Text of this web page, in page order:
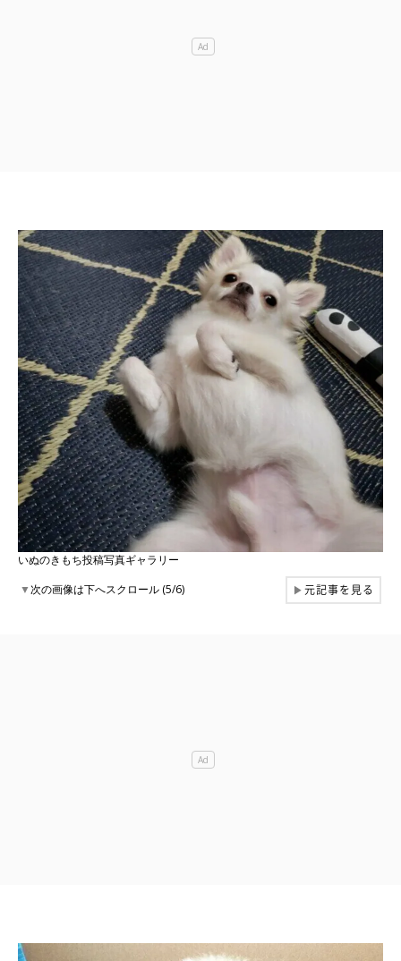
いぬのきもち投稿写真ギャラリー
▼次の画像は下へスクロール (5/6) ▶元記事を見る